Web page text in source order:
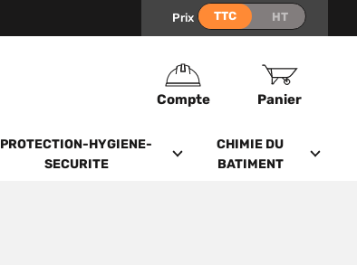
Prix
Compte Panier
PROTECTION-HYGIENE-
SECURITE
CHIMIE DU
BATIMENT